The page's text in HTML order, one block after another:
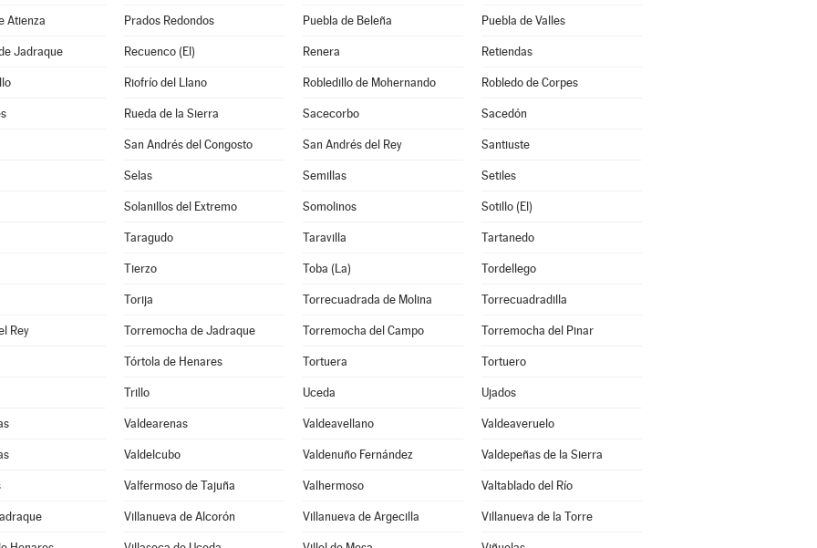
Atienza Prados Redondos Puebla de Beleña Puebla de Valles
Jadraque Recuenco (El) Renera Retiendas
Riofrío del Llano Robledillo de Mohernando Robledo de Corpes
Rueda de la Sierra Sacecorbo Sacedón
San Andrés del Congosto San Andrés del Rey Santiuste
Selas Semillas Setiles
Solanillos del Extremo Somolinos Sotillo (El)
Taragudo Taravilla Tartanedo
Tierzo Toba (La) Tordellego
Torija Torrecuadrada de Molina Torrecuadradilla
Rey Torremocha de Jadraque Torremocha del Campo Torremocha del Pinar
Tórtola de Henares Tortuera Tortuero
Trillo Uceda Ujados
Valdearenas Valdeavellano Valdeaveruelo
Valdelcubo Valdenuño Fernández Valdepeñas de la Sierra
Valfermoso de Tajuña Valhermoso Valtablado del Río
Villanueva de Alcorón Villanueva de Argecilla Villanueva de la Torre